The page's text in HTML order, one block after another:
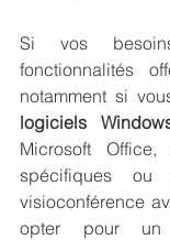
Si vos
fonctionnalités
notamment si
logiciels
Microsoft
spécifiques
visioconférence
opter pour un